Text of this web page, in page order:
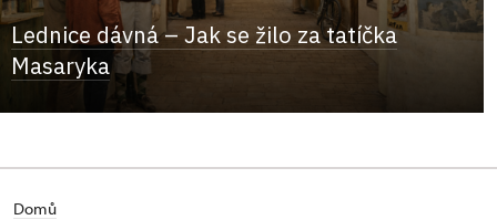
Lednice dávná – Jak se žilo za tatíčka
Masaryka
Domů